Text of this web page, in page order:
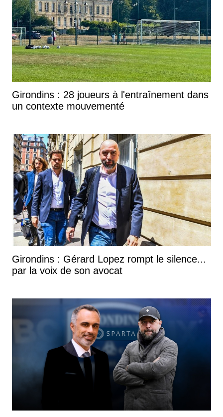
Girondins : 28 joueurs à l'entraînement dans
un contexte mouvementé
Girondins : Gérard Lopez rompt le silence...
par la voix de son avocat